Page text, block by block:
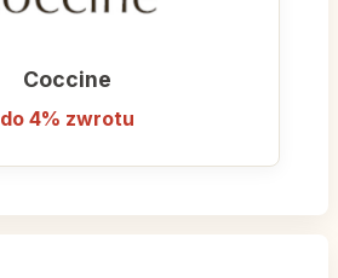
Coccine
do 4% zwrotu